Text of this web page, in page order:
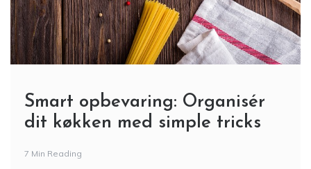
Smart opbevaring: Organisér
dit køkken med simple tricks
7 Min Reading